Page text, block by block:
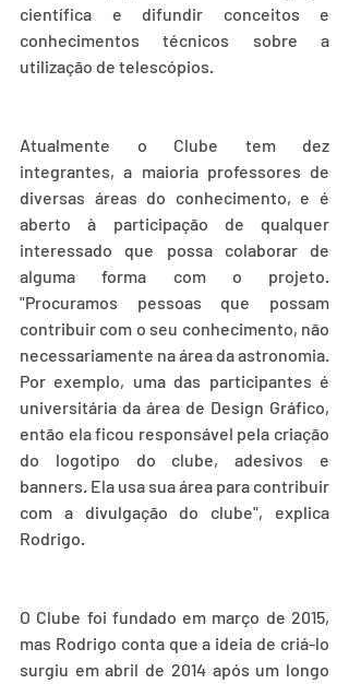
científica e difundir conceitos e
conhecimentos técnicos sobre a
utilização de telescópios.
Atualmente o Clube tem dez
integrantes, a maioria professores de
diversas áreas do conhecimento, e é
aberto à participação de qualquer
interessado que possa colaborar de
alguma forma com o projeto.
"Procuramos pessoas que possam
contribuir com o seu conhecimento, não
necessariamente na área da astronomia.
Por exemplo, uma das participantes é
universitária da área de Design Gráfico,
então ela ficou responsável pela criação
do logotipo do clube, adesivos e
banners. Ela usa sua área para contribuir
com a divulgação do clube", explica
Rodrigo.
O Clube foi fundado em março de 2015,
mas Rodrigo conta que a ideia de criá-lo
surgiu em abril de 2014 após um longo